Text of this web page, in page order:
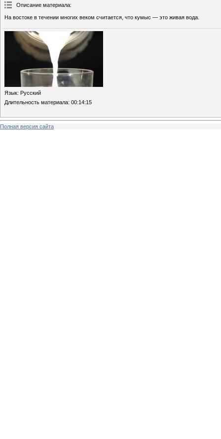
Описание материала:
На востоке в течении многих веком считается, что кумыс — это живая вода.
Язык: Русский
Длительность материала: 00:14:15
Полная версия сайта